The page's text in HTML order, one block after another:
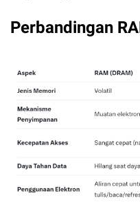
Perbandingan